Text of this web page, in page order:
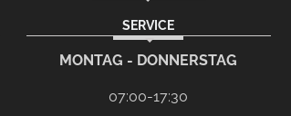
SERVICE
MONTAG - DONNERSTAG
07:00-17:30